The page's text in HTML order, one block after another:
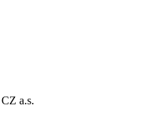
moře
koutem, oddělená
moře
kuchyňským koutem, 2 oddělené
lůžka v první ložnici, ve druhé
TV v každé místnosti, WiFi,
výhled na moře. Některé s
a.s.